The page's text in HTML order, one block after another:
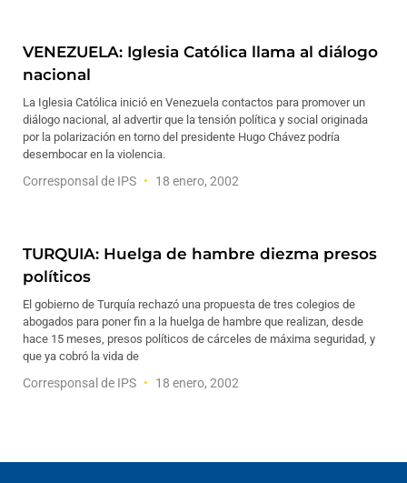
VENEZUELA: Iglesia Católica llama al diálogo
nacional
La Iglesia Católica inició en Venezuela contactos para promover un
diálogo nacional, al advertir que la tensión política y social originada
por la polarización en torno del presidente Hugo Chávez podría
desembocar en la violencia.
Corresponsal de IPS 18 enero, 2002
TURQUIA: Huelga de hambre diezma presos
políticos
El gobierno de Turquía rechazó una propuesta de tres colegios de
abogados para poner fin a la huelga de hambre que realizan, desde
hace 15 meses, presos políticos de cárceles de máxima seguridad, y
que ya cobró la vida de
Corresponsal de IPS 18 enero, 2002